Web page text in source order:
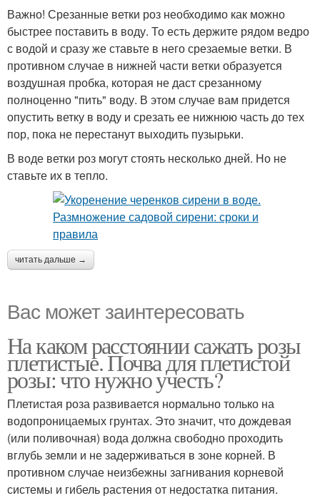
Важно! Срезанные ветки роз необходимо как можно
быстрее поставить в воду. То есть держите рядом ведро
с водой и сразу же ставьте в него срезаемые ветки. В
противном случае в нижней части ветки образуется
воздушная пробка, которая не даст срезанному
полноценно "пить" воду. В этом случае вам придется
опустить ветку в воду и срезать ее нижнюю часть до тех
пор, пока не перестанут выходить пузырьки.
В воде ветки роз могут стоять несколько дней. Но не
ставьте их в тепло.
читать дальше →
Вас может заинтересовать
На каком расстоянии сажать розы
плетистые. Почва для плетистой
розы: что нужно учесть?
Плетистая роза развивается нормально только на
водопроницаемых грунтах. Это значит, что дождевая
(или поливочная) вода должна свободно проходить
вглубь земли и не задерживаться в зоне корней. В
противном случае неизбежны загнивания корневой
системы и гибель растения от недостатка питания.